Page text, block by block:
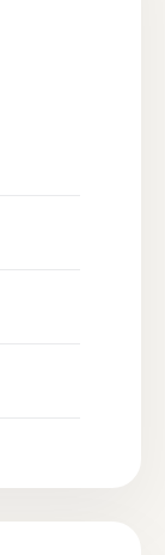
lub
–
o
realnie
księga